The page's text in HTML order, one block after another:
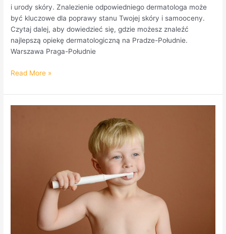
i urody skóry. Znalezienie odpowiedniego dermatologa może
być kluczowe dla poprawy stanu Twojej skóry i samooceny.
Czytaj dalej, aby dowiedzieć się, gdzie możesz znaleźć
najlepszą opiekę dermatologiczną na Pradze-Południe.
Warszawa Praga-Południe
Read More »